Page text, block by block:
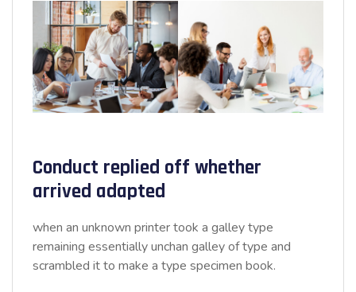
Conduct replied off whether
arrived adapted
when an unknown printer took a galley type
remaining essentially unchan galley of type and
scrambled it to make a type specimen book.